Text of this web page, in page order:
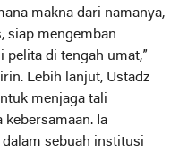
makna dari namanya,
siap mengemban
pelita di tengah umat,”
Lebih lanjut, Ustadz
menjaga tali
Ia
sebuah institusi